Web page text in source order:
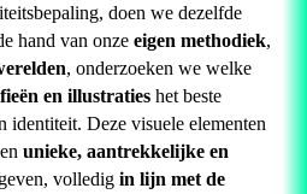
doen we dezelfde
hand van onze eigen methodiek,
, onderzoeken we welke
en illustraties het beste
identiteit. Deze visuele elementen
unieke, aantrekkelijke en
volledig in lijn met de